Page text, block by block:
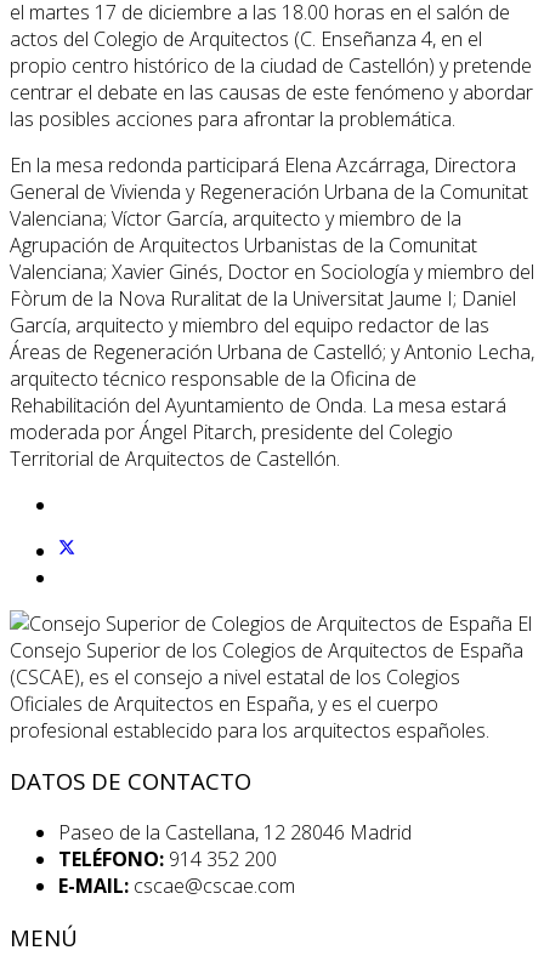
el martes 17 de diciembre a las 18.00 horas en el salón de
actos del Colegio de Arquitectos (C. Enseñanza 4, en el
propio centro histórico de la ciudad de Castellón) y pretende
centrar el debate en las causas de este fenómeno y abordar
las posibles acciones para afrontar la problemática.
En la mesa redonda participará Elena Azcárraga, Directora
General de Vivienda y Regeneración Urbana de la Comunitat
Valenciana; Víctor García, arquitecto y miembro de la
Agrupación de Arquitectos Urbanistas de la Comunitat
Valenciana; Xavier Ginés, Doctor en Sociología y miembro del
Fòrum de la Nova Ruralitat de la Universitat Jaume I; Daniel
García, arquitecto y miembro del equipo redactor de las
Áreas de Regeneración Urbana de Castelló; y Antonio Lecha,
arquitecto técnico responsable de la Oficina de
Rehabilitación del Ayuntamiento de Onda. La mesa estará
moderada por Ángel Pitarch, presidente del Colegio
Territorial de Arquitectos de Castellón.
El
Consejo Superior de los Colegios de Arquitectos de España
(CSCAE), es el consejo a nivel estatal de los Colegios
Oficiales de Arquitectos en España, y es el cuerpo
profesional establecido para los arquitectos españoles.
DATOS DE CONTACTO
Paseo de la Castellana, 12 28046 Madrid
TELÉFONO: 914 352 200
E-MAIL: cscae@cscae.com
MENÚ